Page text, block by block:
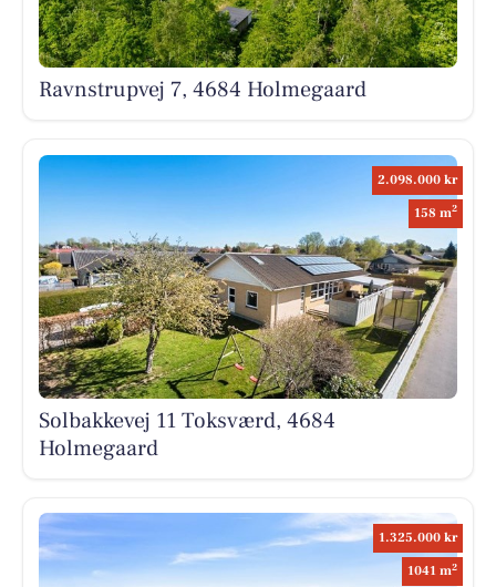
Ravnstrupvej 7, 4684 Holmegaard
2.098.000 kr
158 m2
Solbakkevej 11 Toksværd, 4684
Holmegaard
1.325.000 kr
1041 m2